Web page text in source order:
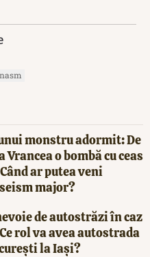
monstru adormit: De
Vrancea o bombă cu ceas
ar putea veni
major?
de autostrăzi în caz
rol va avea autostrada
la Iași?